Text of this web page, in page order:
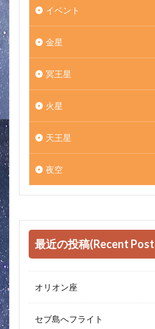
イベント
金星
冥王星
火星
天王星
夜空
最近の投稿(Recent
オリオン座
セブ島へフライト